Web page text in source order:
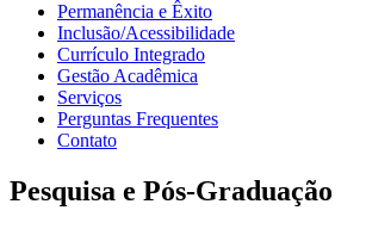
Permanência e Êxito
Inclusão/Acessibilidade
Currículo Integrado
Gestão Acadêmica
Serviços
Perguntas Frequentes
Contato
Pesquisa e Pós-Graduação